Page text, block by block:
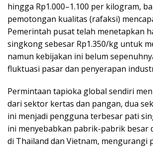
hingga Rp1.000–1.100 per kilogram,
pemotongan kualitas (rafaksi)
Pemerintah pusat telah menetapkan
singkong sebesar Rp1.350/kg untuk
namun kebijakan ini belum
fluktuasi pasar dan penyerapan
Permintaan tapioka global sendiri
dari sektor kertas dan pangan, dua
ini menjadi pengguna terbesar pati
ini menyebabkan pabrik-pabrik besar
di Thailand dan Vietnam, mengurangi